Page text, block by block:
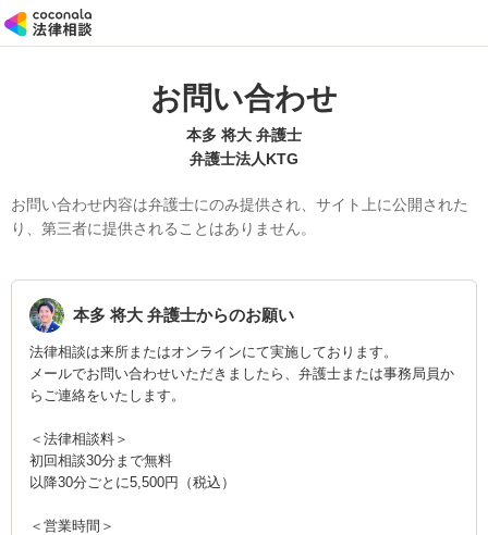
お問い合わせ
本多 将大 弁護士
弁護士法人KTG
お問い合わせ内容は弁護士にのみ提供され、サイト上に公開された
り、第三者に提供されることはありません。
本多 将大 弁護士からのお願い
法律相談は来所またはオンラインにて実施しております。
メールでお問い合わせいただきましたら、弁護士または事務局員か
らご連絡をいたします。
＜法律相談料＞
初回相談30分まで無料
以降30分ごとに5,500円（税込）
＜営業時間＞